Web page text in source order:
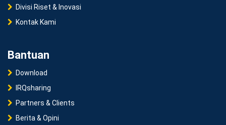
Divisi Riset & Inovasi
Kontak Kami
Bantuan
Download
IRQsharing
Partners & Clients
Berita & Opini